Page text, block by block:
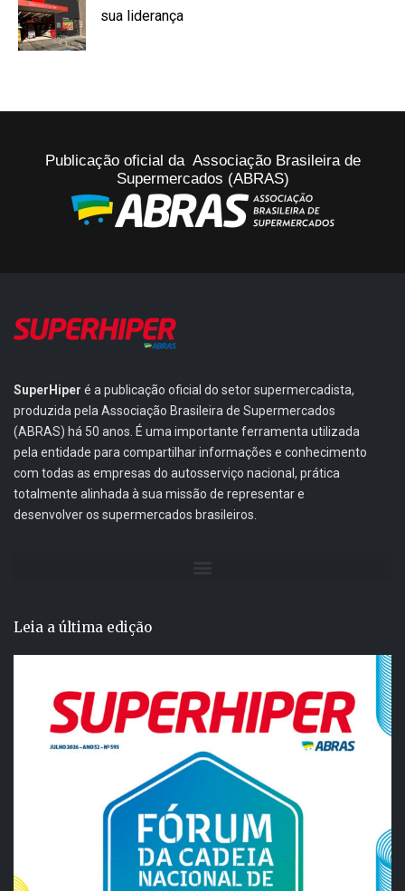
sua liderança
Publicação oficial da Associação Brasileira de
Supermercados (ABRAS)
SuperHiper é a publicação oficial do setor supermercadista,
produzida pela Associação Brasileira de Supermercados
(ABRAS) há 50 anos. É uma importante ferramenta utilizada
pela entidade para compartilhar informações e conhecimento
com todas as empresas do autosserviço nacional, prática
totalmente alinhada à sua missão de representar e
desenvolver os supermercados brasileiros.
Leia a última edição